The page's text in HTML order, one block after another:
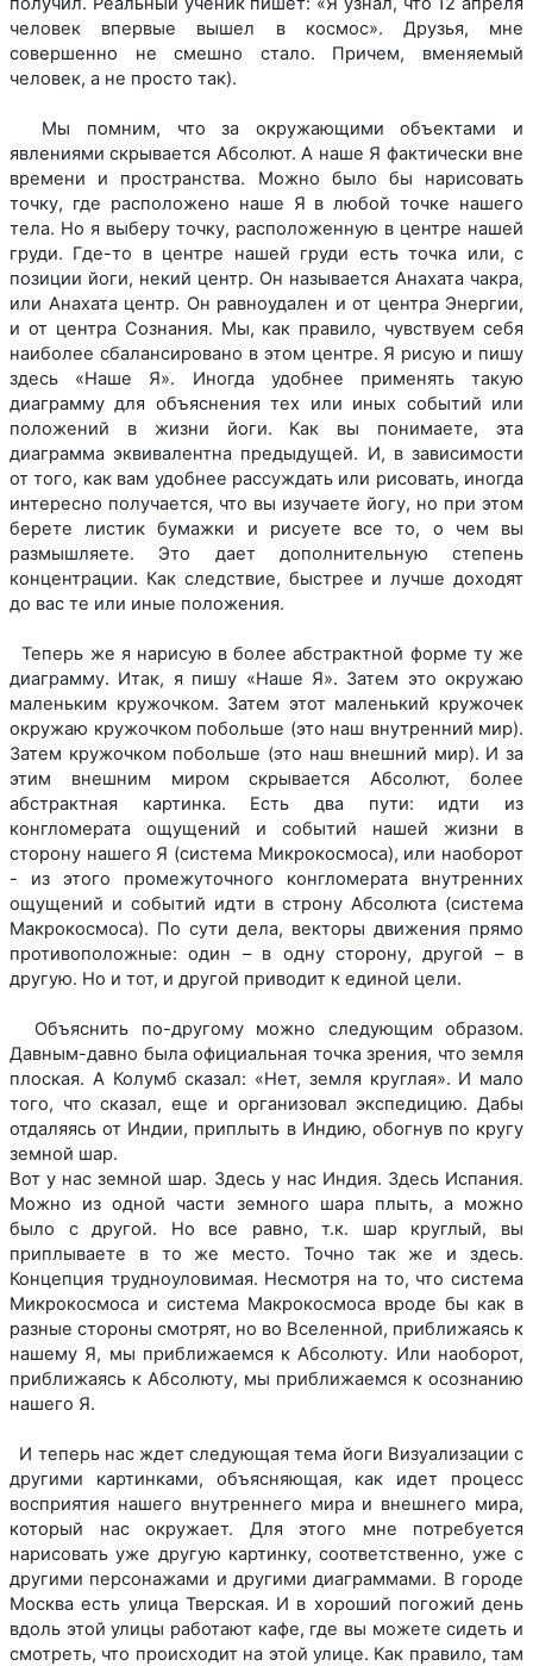
человек впервые вышел в космос». Друзья, мне
совершенно не смешно стало. Причем, вменяемый
человек, а не просто так).
Мы помним, что за окружающими объектами и
явлениями скрывается Абсолют. А наше Я фактически вне
времени и пространства. Можно было бы нарисовать
точку, где расположено наше Я в любой точке нашего
тела. Но я выберу точку, расположенную в центре нашей
груди. Где-то в центре нашей груди есть точка или, с
позиции йоги, некий центр. Он называется Анахата чакра,
или Анахата центр. Он равноудален и от центра Энергии,
и от центра Сознания. Мы, как правило, чувствуем себя
наиболее сбалансировано в этом центре. Я рисую и пишу
здесь «Наше Я». Иногда удобнее применять такую
диаграмму для объяснения тех или иных событий или
положений в жизни йоги. Как вы понимаете, эта
диаграмма эквивалентна предыдущей. И, в зависимости
от того, как вам удобнее рассуждать или рисовать, иногда
интересно получается, что вы изучаете йогу, но при этом
берете листик бумажки и рисуете все то, о чем вы
размышляете. Это дает дополнительную степень
концентрации. Как следствие, быстрее и лучше доходят
до вас те или иные положения.
Теперь же я нарисую в более абстрактной форме ту же
диаграмму. Итак, я пишу «Наше Я». Затем это окружаю
маленьким кружочком. Затем этот маленький кружочек
окружаю кружочком побольше (это наш внутренний мир).
Затем кружочком побольше (это наш внешний мир). И за
этим внешним миром скрывается Абсолют, более
абстрактная картинка. Есть два пути: идти из
конгломерата ощущений и событий нашей жизни в
сторону нашего Я (система Микрокосмоса), или наоборот
- из этого промежуточного конгломерата внутренних
ощущений и событий идти в строну Абсолюта (система
Макрокосмоса). По сути дела, векторы движения прямо
противоположные: один – в одну сторону, другой – в
другую. Но и тот, и другой приводит к единой цели.
Объяснить по-другому можно следующим образом.
Давным-давно была официальная точка зрения, что земля
плоская. А Колумб сказал: «Нет, земля круглая». И мало
того, что сказал, еще и организовал экспедицию. Дабы
отдаляясь от Индии, приплыть в Индию, обогнув по кругу
земной шар.
Вот у нас земной шар. Здесь у нас Индия. Здесь Испания.
Можно из одной части земного шара плыть, а можно
было с другой. Но все равно, т.к. шар круглый, вы
приплываете в то же место. Точно так же и здесь.
Концепция трудноуловимая. Несмотря на то, что система
Микрокосмоса и система Макрокосмоса вроде бы как в
разные стороны смотрят, но во Вселенной, приближаясь к
нашему Я, мы приближаемся к Абсолюту. Или наоборот,
приближаясь к Абсолюту, мы приближаемся к осознанию
нашего Я.
И теперь нас ждет следующая тема йоги Визуализации с
другими картинками, объясняющая, как идет процесс
восприятия нашего внутреннего мира и внешнего мира,
который нас окружает. Для этого мне потребуется
нарисовать уже другую картинку, соответственно, уже с
другими персонажами и другими диаграммами. В городе
Москва есть улица Тверская. И в хороший погожий день
вдоль этой улицы работают кафе, где вы можете сидеть и
смотреть, что происходит на этой улице. Как правило, там